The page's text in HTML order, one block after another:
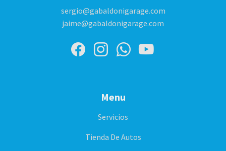
sergio@gabaldonigarage.com
jaime@gabaldonigarage.com
Menu
Servicios
Tienda De Autos